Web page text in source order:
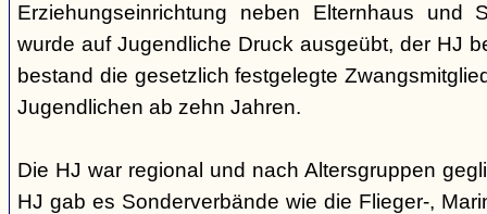
Erziehungseinrichtung neben Elternhaus und
wurde auf Jugendliche Druck ausgeübt, der HJ
bestand die gesetzlich festgelegte
Jugendlichen ab zehn Jahren.
Die HJ war regional und nach Altersgruppen
HJ gab es Sonderverbände wie die Flieger-,